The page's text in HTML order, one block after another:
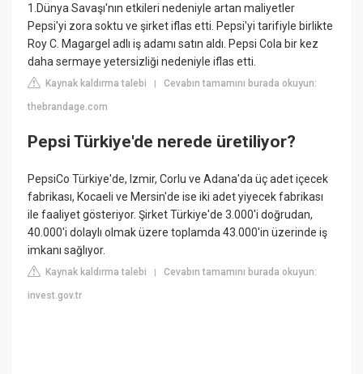
1.Dünya Savaşı'nın etkileri nedeniyle artan maliyetler
Pepsi'yi zora soktu ve şirket iflas etti. Pepsi'yi tarifiyle birlikte
Roy C. Magargel adlı iş adamı satın aldı. Pepsi Cola bir kez
daha sermaye yetersizliği nedeniyle iflas etti.
Kaynak kaldırma talebi |Cevabın tamamını burada okuyun:
thebrandage.com
Pepsi Türkiye'de nerede üretiliyor?
PepsiCo Türkiye'de, Izmir, Corlu ve Adana'da üç adet içecek
fabrikası, Kocaeli ve Mersin'de ise iki adet yiyecek fabrikası
ile faaliyet gösteriyor. Şirket Türkiye'de 3.000'i doğrudan,
40.000'i dolaylı olmak üzere toplamda 43.000'in üzerinde iş
imkanı sağlıyor.
Kaynak kaldırma talebi |Cevabın tamamını burada okuyun:
invest.gov.tr